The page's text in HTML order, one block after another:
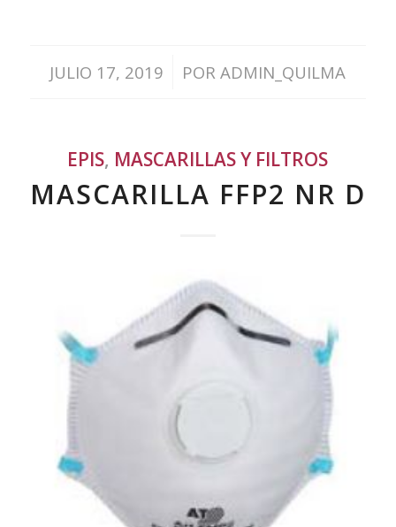
JULIO 17, 2019
/ PORADMIN_QUILMA
EPIS, MASCARILLAS Y FILTROS
MASCARILLA FFP2 NR D